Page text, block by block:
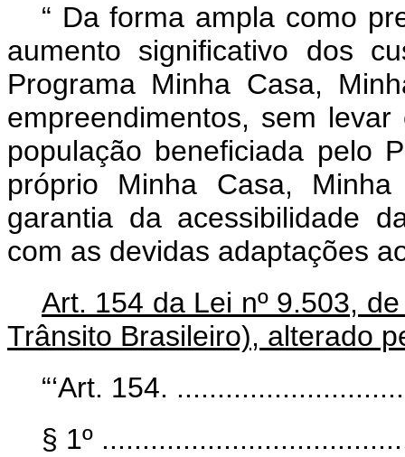
“ Da forma ampla como
aumento significativo dos
Programa Minha Casa,
empreendimentos, sem
população beneficiada pelo
próprio Minha Casa,
garantia da acessibilidade
com as devidas adaptações
Art. 154 da Lei nº 9.503,
Trânsito Brasileiro), alterado
“‘Art. 154.
§ 1º